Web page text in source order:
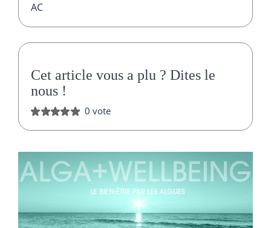
AC
Cet article vous a plu ? Dites le
nous !
0 vote